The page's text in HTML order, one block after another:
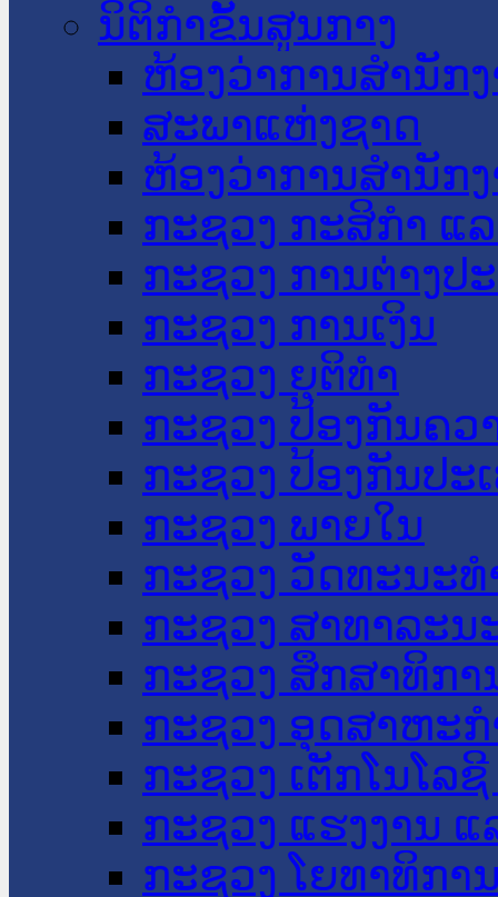
ນິຕິກໍາຂັ້ນສູນກາງ
ຫ້ອງວ່າການສໍານັກ
ສະພາແຫ່ງຊາດ
ຫ້ອງວ່າການສຳນັກ
ກະຊວງ ກະສິກຳ ແ
ກະຊວງ ການຕ່າງປ
ກະຊວງ ການເງິນ
ກະຊວງ ຍຸຕິທໍາ
ກະຊວງ ປ້ອງກັນຄວ
ກະຊວງ ປ້ອງກັນປະ
ກະຊວງ ພາຍໃນ
ກະຊວງ ວັດທະນະ
ກະຊວງ ສາທາລະນ
ກະຊວງ ສຶກສາທິກາ
ກະຊວງ ອຸດສາຫະ
ກະຊວງ ເຕັກໂນໂລ
ກະຊວງ ແຮງງານ
ກະຊວງ ໂຍທາທິກາ